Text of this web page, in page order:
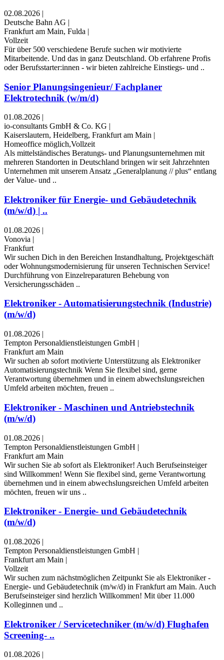
02.08.2026 |
Deutsche Bahn AG |
Frankfurt am Main, Fulda |
Vollzeit
Für über 500 verschiedene Berufe suchen wir motivierte
Mitarbeitende. Und das in ganz Deutschland. Ob erfahrene Profis
oder Berufsstarter:innen - wir bieten zahlreiche Einstiegs- und ..
Senior Planungsingenieur/ Fachplaner
Elektrotechnik (w/m/d)
01.08.2026 |
io-consultants GmbH & Co. KG |
Kaiserslautern, Heidelberg, Frankfurt am Main |
Homeoffice möglich,Vollzeit
Als mittelständisches Beratungs- und Planungsunternehmen mit
mehreren Standorten in Deutschland bringen wir seit Jahrzehnten
Unternehmen mit unserem Ansatz „Generalplanung // plus“ entlang
der Value- und ..
Elektroniker für Energie- und Gebäudetechnik
(m/w/d) | ..
01.08.2026 |
Vonovia |
Frankfurt
Wir suchen Dich in den Bereichen Instandhaltung, Projektgeschäft
oder Wohnungsmodernisierung für unseren Technischen Service!
Durchführung von Einzelreparaturen Behebung von
Versicherungsschäden ..
Elektroniker - Automatisierungstechnik (Industrie)
(m/w/d)
01.08.2026 |
Tempton Personaldienstleistungen GmbH |
Frankfurt am Main
Wir suchen ab sofort motivierte Unterstützung als Elektroniker
Automatisierungstechnik Wenn Sie flexibel sind, gerne
Verantwortung übernehmen und in einem abwechslungsreichen
Umfeld arbeiten möchten, freuen ..
Elektroniker - Maschinen und Antriebstechnik
(m/w/d)
01.08.2026 |
Tempton Personaldienstleistungen GmbH |
Frankfurt am Main
Wir suchen Sie ab sofort als Elektroniker! Auch Berufseinsteiger
sind Willkommen! Wenn Sie flexibel sind, gerne Verantwortung
übernehmen und in einem abwechslungsreichen Umfeld arbeiten
möchten, freuen wir uns ..
Elektroniker - Energie- und Gebäudetechnik
(m/w/d)
01.08.2026 |
Tempton Personaldienstleistungen GmbH |
Frankfurt am Main |
Vollzeit
Wir suchen zum nächstmöglichen Zeitpunkt Sie als Elektroniker -
Energie- und Gebäudetechnik (m/w/d) in Frankfurt am Main. Auch
Berufseinsteiger sind herzlich Willkommen! Mit über 11.000
Kolleginnen und ..
Elektroniker / Servicetechniker (m/w/d) Flughafen
Screening- ..
01.08.2026